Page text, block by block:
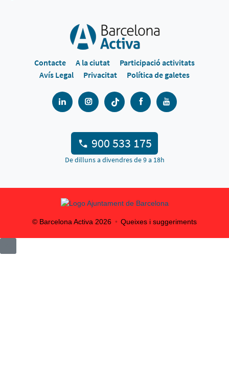
Contacte A la ciutat
Participació activitats
Avís Legal
Privacitat Política de galetes
900 533 175
De dilluns a divendres de 9 a 18h
© Barcelona Activa 2026 Queixes i suggeriments